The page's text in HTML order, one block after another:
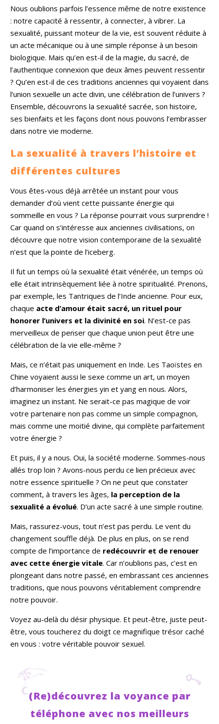
Nous oublions parfois l’essence même de notre existence
: notre capacité à ressentir, à connecter, à vibrer. La
sexualité, puissant moteur de la vie, est souvent réduite à
un acte mécanique ou à une simple réponse à un besoin
biologique. Mais qu’en est-il de la magie, du sacré, de
l’authentique connexion que deux âmes peuvent ressentir
? Qu’en est-il de ces traditions anciennes qui voyaient dans
l’union sexuelle un acte divin, une célébration de l’univers ?
Ensemble, découvrons la sexualité sacrée, son histoire,
ses bienfaits et les façons dont nous pouvons l’embrasser
dans notre vie moderne.
La sexualité à travers l’histoire et
différentes cultures
Vous êtes-vous déjà arrêtée un instant pour vous
demander d’où vient cette puissante énergie qui
sommeille en vous ? La réponse pourrait vous surprendre !
Car quand on s’intéresse aux anciennes civilisations, on
découvre que notre vision contemporaine de la sexualité
n’est que la pointe de l’iceberg.
Il fut un temps où la sexualité était vénérée, un temps où
elle était intrinsèquement liée à notre spiritualité. Prenons,
par exemple, les Tantriques de l’Inde ancienne. Pour eux,
chaque acte d’amour était sacré, un rituel pour
honorer l’univers et la divinité en soi. N’est-ce pas
merveilleux de penser que chaque union peut être une
célébration de la vie elle-même ?
Mais, ce n’était pas uniquement en Inde. Les Taoïstes en
Chine voyaient aussi le sexe comme un art, un moyen
d’harmoniser les énergies yin et yang en nous. Alors,
imaginez un instant. Ne serait-ce pas magique de voir
votre partenaire non pas comme un simple compagnon,
mais comme une moitié divine, qui complète parfaitement
votre énergie ?
Et puis, il y a nous. Oui, la société moderne. Sommes-nous
allés trop loin ? Avons-nous perdu ce lien précieux avec
notre essence spirituelle ? On ne peut que constater
comment, à travers les âges, la perception de la
sexualité a évolué. D’un acte sacré à une simple routine.
Mais, rassurez-vous, tout n’est pas perdu. Le vent du
changement souffle déjà. De plus en plus, on se rend
compte de l’importance de redécouvrir et de renouer
avec cette énergie vitale. Car n’oublions pas, c’est en
plongeant dans notre passé, en embrassant ces anciennes
traditions, que nous pouvons véritablement comprendre
notre pouvoir.
Voyez au-delà du désir physique. Et peut-être, juste peut-
être, vous toucherez du doigt ce magnifique trésor caché
en vous : votre véritable pouvoir sexuel.
(Re)découvrez la voyance par
téléphone avec nos meilleurs